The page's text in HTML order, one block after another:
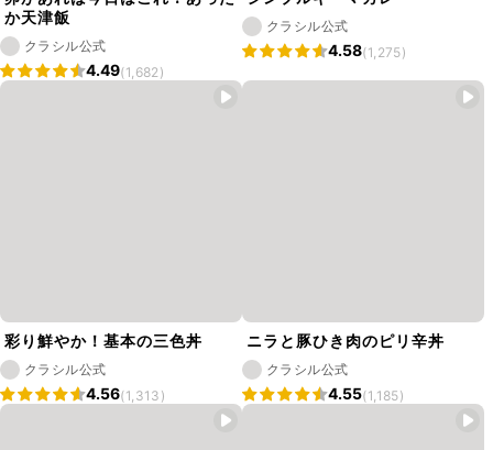
か天津飯
クラシル公式
4.49(1,682)
クラシル公式
4.58(1,275)
彩り鮮やか！基本の三色丼
クラシル公式
4.56(1,313)
ニラと豚ひき肉のピリ辛丼
クラシル公式
4.55(1,185)